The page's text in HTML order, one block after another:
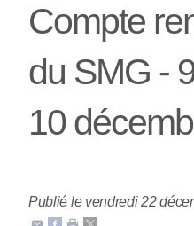
Compte
du SMG -
10
Publié le vendredi 22